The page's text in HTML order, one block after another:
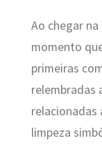
Ao chegar
momento
primeiras
relembradas
relacionadas
limpeza